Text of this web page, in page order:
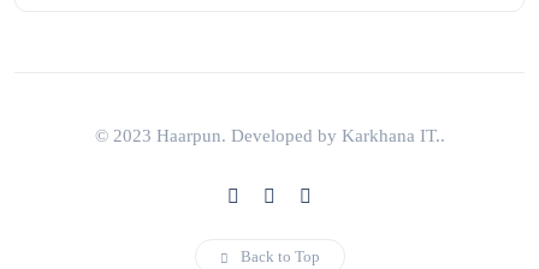
© 2023 Haarpun. Developed by Karkhana IT..
Back to Top